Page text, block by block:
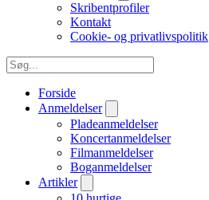
Skribentprofiler
Kontakt
Cookie- og privatlivspolitik
Forside
Anmeldelser
Pladeanmeldelser
Koncertanmeldelser
Filmanmeldelser
Boganmeldelser
Artikler